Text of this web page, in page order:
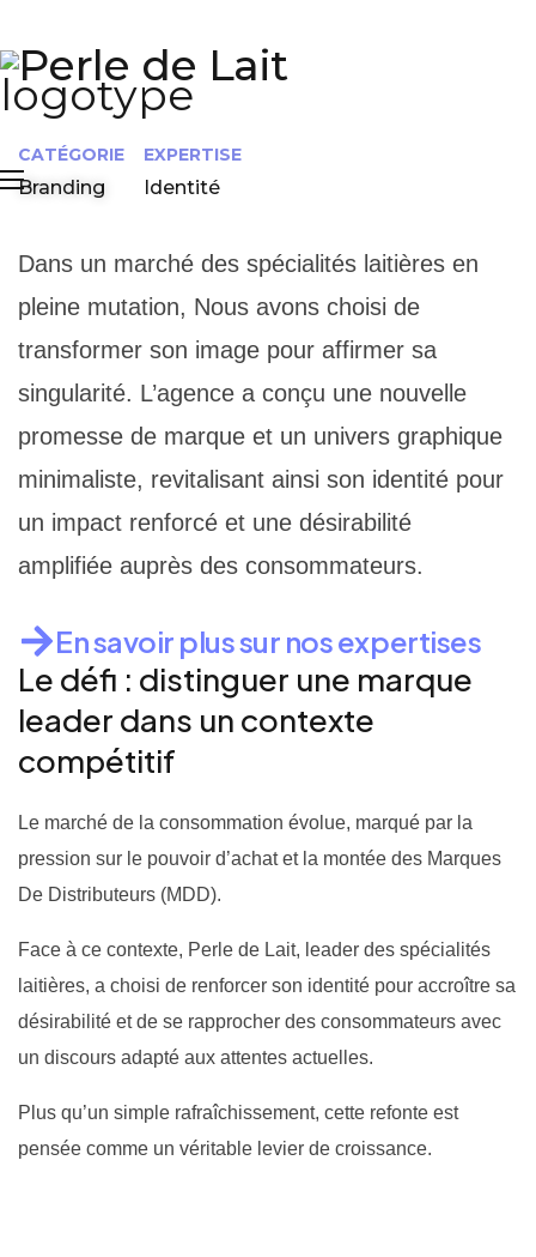
Perle de Lait
CATÉGORIE
Branding
EXPERTISE
Identité
Dans un marché des spécialités laitières en
pleine mutation, Nous avons choisi de
transformer son image pour affirmer sa
singularité. L’agence a conçu une nouvelle
promesse de marque et un univers graphique
minimaliste, revitalisant ainsi son identité pour
un impact renforcé et une désirabilité
amplifiée auprès des consommateurs.
En savoir plus sur nos expertises
Le défi : distinguer une marque
leader dans un contexte
compétitif
Le marché de la consommation évolue, marqué par la
pression sur le pouvoir d’achat et la montée des Marques
De Distributeurs (MDD).
Face à ce contexte, Perle de Lait, leader des spécialités
laitières, a choisi de renforcer son identité pour accroître sa
désirabilité et de se rapprocher des consommateurs avec
un discours adapté aux attentes actuelles.
Plus qu’un simple rafraîchissement, cette refonte est
pensée comme un véritable levier de croissance.